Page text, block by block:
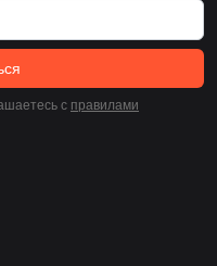
c правилами